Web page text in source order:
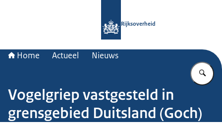
Rijksoverheid
Home Actueel Nieuws
Vogelgriep vastgesteld in
grensgebied Duitsland (Goch)